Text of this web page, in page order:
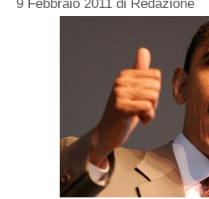
9 Febbraio 2011 di Redazione